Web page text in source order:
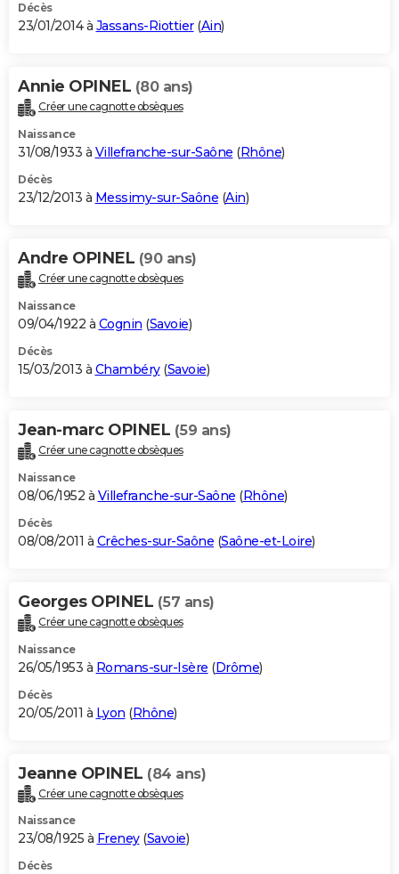
Décès
23/01/2014 à Jassans-Riottier(Ain)
Annie OPINEL (80 ans)
Créer une cagnotte obsèques
Naissance
31/08/1933 à Villefranche-sur-Saône (Rhône)
Décès
23/12/2013 à Messimy-sur-Saône (Ain)
Andre OPINEL (90 ans)
Créer une cagnotte obsèques
Naissance
09/04/1922 à Cognin (Savoie)
Décès
15/03/2013 à Chambéry(Savoie)
Jean-marc OPINEL (59 ans)
Créer une cagnotte obsèques
Naissance
08/06/1952 à Villefranche-sur-Saône (Rhône)
Décès
08/08/2011 à Crêches-sur-Saône (Saône-et-Loire)
Georges OPINEL (57 ans)
Créer une cagnotte obsèques
Naissance
26/05/1953 à Romans-sur-Isère (Drôme)
Décès
20/05/2011 à Lyon (Rhône)
Jeanne OPINEL (84 ans)
Créer une cagnotte obsèques
Naissance
23/08/1925 à Freney(Savoie)
Décès